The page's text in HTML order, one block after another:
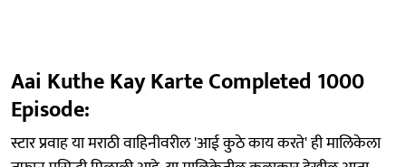
Aai Kuthe Kay Karte Completed 1000
Episode:
स्टार प्रवाह या मराठी वाहिनीवरील 'आई कुठे काय करते' ही मालिकेला